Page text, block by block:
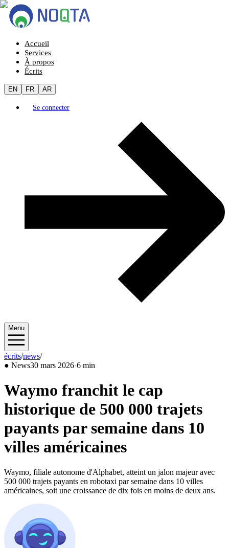
Accueil
Services
À propos
Écrits
EN FR AR
Se connecter
Menu
écrits/news/2026/03
● News30 mars 2026·6 min
Waymo franchit le cap
historique de 500 000 trajets
payants par semaine dans 10
villes américaines
Waymo, filiale autonome d'Alphabet, atteint un jalon majeur avec
500 000 trajets payants en robotaxi par semaine dans 10 villes
américaines, soit une croissance de dix fois en moins de deux ans.